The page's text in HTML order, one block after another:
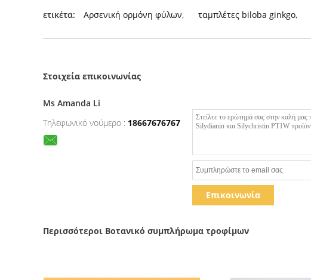
ετικέτα: Αρσενική ορμόνη φύλων, ταμπλέτες biloba ginkgo,
Στοιχεία επικοινωνίας
Ms Amanda Li
Τηλεφωνικό νούμερο : 18667676767
Επικοινωνία
Περισσότεροι Βοτανικό συμπλήρωμα τροφίμων